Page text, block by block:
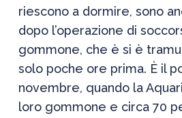
riescono a dormire, sono
dopo l’operazione di
gommone, che è si è
solo poche ore prima. È il
novembre, quando la
loro gommone e circa 70